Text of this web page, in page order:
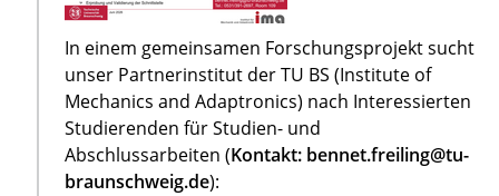
In einem gemeinsamen Forschungsprojekt sucht
unser Partnerinstitut der TU BS (Institute of
Mechanics and Adaptronics) nach Interessierten
Studierenden für Studien- und
Abschlussarbeiten (Kontakt: bennet.freiling@tu-
braunschweig.de):